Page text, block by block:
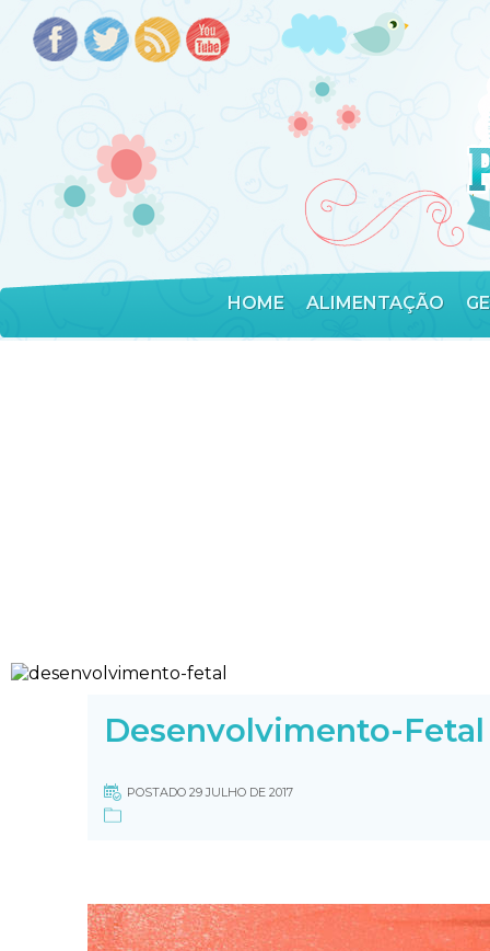
HOME ALIMENTAÇÃO
Desenvolvimento-Fetal
POSTADO 29 JULHO DE 2017